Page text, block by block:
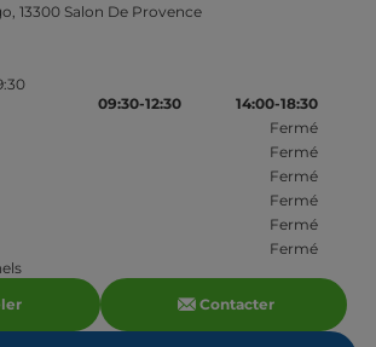
13300 Salon De Provence
09:30-12:30
14:00-18:30
Fermé
Fermé
Fermé
Fermé
Fermé
Fermé
Contacter